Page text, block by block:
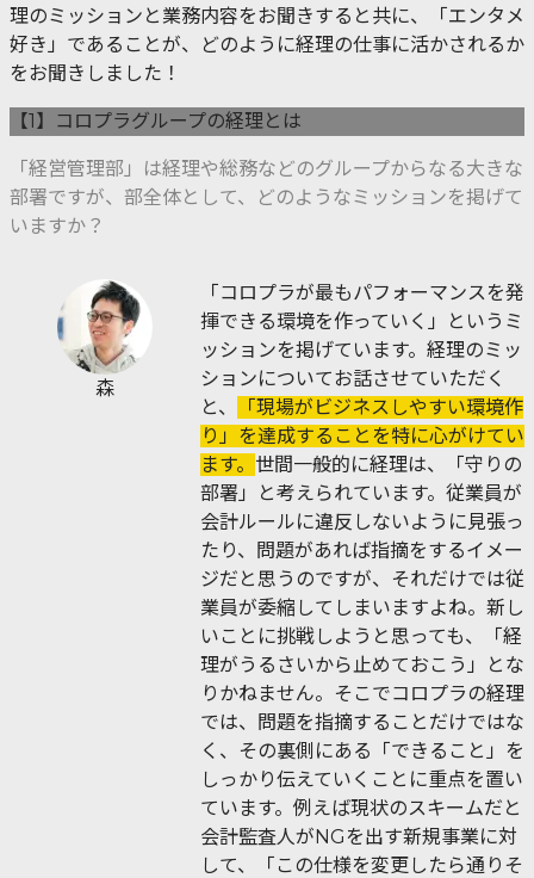
理のミッションと業務内容をお聞きすると共に、「エンタメ
好き」であることが、どのように経理の仕事に活かされるか
をお聞きしました！
【1】コロプラグループの経理とは
「経営管理部」は経理や総務などのグループからなる大きな
部署ですが、部全体として、どのようなミッションを掲げて
いますか？
森
「コロプラが最もパフォーマンスを発
揮できる環境を作っていく」というミ
ッションを掲げています。経理のミッ
ションについてお話させていただく
と、
「現場がビジネスしやすい環境作
り」を達成することを特に心がけてい
ます。 世間一般的に経理は、「守りの
部署」と考えられています。従業員が
会計ルールに違反しないように見張っ
たり、問題があれば指摘をするイメー
ジだと思うのですが、それだけでは従
業員が委縮してしまいますよね。新し
いことに挑戦しようと思っても、「経
理がうるさいから止めておこう」とな
りかねません。そこでコロプラの経理
では、問題を指摘することだけではな
く、その裏側にある「できること」を
しっかり伝えていくことに重点を置い
ています。例えば現状のスキームだと
会計監査人がNGを出す新規事業に対
して、「この仕様を変更したら通りそ